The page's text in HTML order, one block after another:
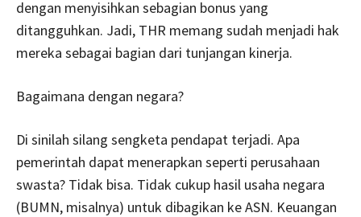
dengan menyisihkan sebagian bonus yang
ditangguhkan. Jadi, THR memang sudah menjadi hak
mereka sebagai bagian dari tunjangan kinerja.
Bagaimana dengan negara?
Di sinilah silang sengketa pendapat terjadi. Apa
pemerintah dapat menerapkan seperti perusahaan
swasta? Tidak bisa. Tidak cukup hasil usaha negara
(BUMN, misalnya) untuk dibagikan ke ASN. Keuangan